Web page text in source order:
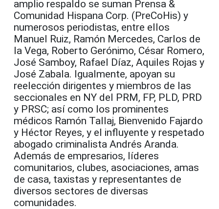
amplio respaldo se suman Prensa &
Comunidad Hispana Corp. (PreCoHis) y
numerosos periodistas, entre ellos
Manuel Ruiz, Ramón Mercedes, Carlos de
la Vega, Roberto Gerónimo, César Romero,
José Samboy, Rafael Díaz, Aquiles Rojas y
José Zabala. Igualmente, apoyan su
reelección dirigentes y miembros de las
seccionales en NY del PRM, FP, PLD, PRD
y PRSC; así como los prominentes
médicos Ramón Tallaj, Bienvenido Fajardo
y Héctor Reyes, y el influyente y respetado
abogado criminalista Andrés Aranda.
Además de empresarios, líderes
comunitarios, clubes, asociaciones, amas
de casa, taxistas y representantes de
diversos sectores de diversas
comunidades.